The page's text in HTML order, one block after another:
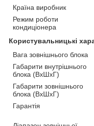
Країна виробник
Режим роботи
кондиціонера
Користувальницькі
Вага зовнішнього блока
Габарити внутрішнього
блока (ВхШхГ)
Габарити зовнішнього
блока (ВхШхГ)
Гарантія